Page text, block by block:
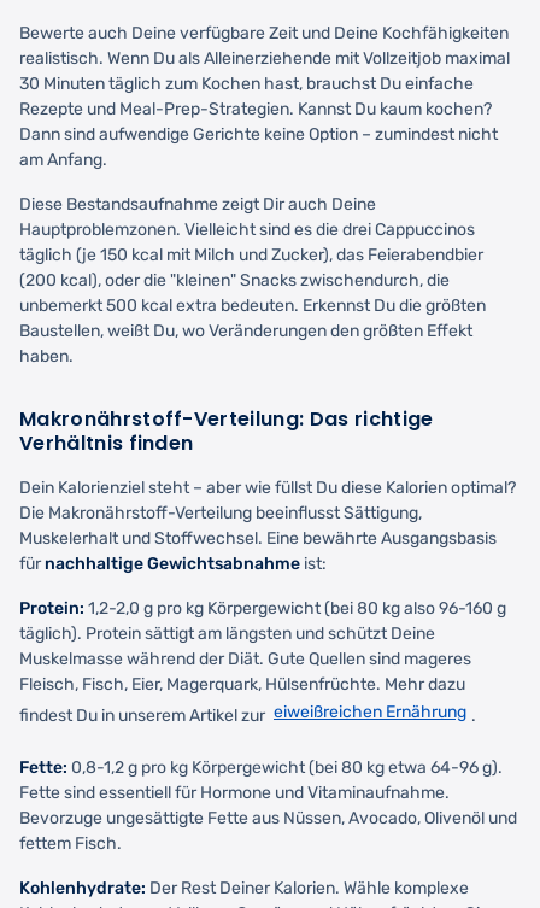
Bewerte auch Deine verfügbare Zeit und Deine Kochfähigkeiten
realistisch. Wenn Du als Alleinerziehende mit Vollzeitjob maximal
30 Minuten täglich zum Kochen hast, brauchst Du einfache
Rezepte und Meal-Prep-Strategien. Kannst Du kaum kochen?
Dann sind aufwendige Gerichte keine Option – zumindest nicht
am Anfang.
Diese Bestandsaufnahme zeigt Dir auch Deine
Hauptproblemzonen. Vielleicht sind es die drei Cappuccinos
täglich (je 150 kcal mit Milch und Zucker), das Feierabendbier
(200 kcal), oder die "kleinen" Snacks zwischendurch, die
unbemerkt 500 kcal extra bedeuten. Erkennst Du die größten
Baustellen, weißt Du, wo Veränderungen den größten Effekt
haben.
Makronährstoff-Verteilung: Das richtige
Verhältnis finden
Dein Kalorienziel steht – aber wie füllst Du diese Kalorien optimal?
Die Makronährstoff-Verteilung beeinflusst Sättigung,
Muskelerhalt und Stoffwechsel. Eine bewährte Ausgangsbasis
fürnachhaltige Gewichtsabnahme ist:
Protein: 1,2-2,0 g pro kg Körpergewicht (bei 80 kg also 96-160 g
täglich). Protein sättigt am längsten und schützt Deine
Muskelmasse während der Diät. Gute Quellen sind mageres
Fleisch, Fisch, Eier, Magerquark, Hülsenfrüchte. Mehr dazu
findest Du in unserem Artikel zur eiweißreichen Ernährung .
Fette: 0,8-1,2 g pro kg Körpergewicht (bei 80 kg etwa 64-96 g).
Fette sind essentiell für Hormone und Vitaminaufnahme.
Bevorzuge ungesättigte Fette aus Nüssen, Avocado, Olivenöl und
fettem Fisch.
Kohlenhydrate: Der Rest Deiner Kalorien. Wähle komplexe